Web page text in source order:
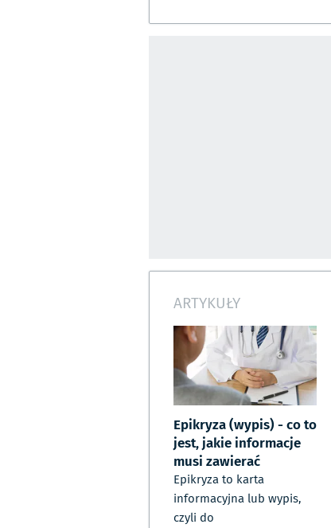
ARTYKUŁY
Epikryza (wypis) - co to
jest, jakie informacje
musi zawierać
Epikryza to karta
informacyjna lub wypis,
czyli do